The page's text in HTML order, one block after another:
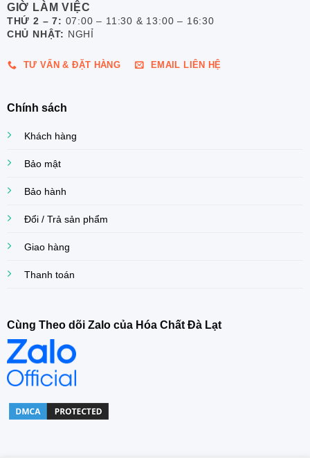
GIỜ LÀM VIỆC
THỨ 2 – 7: 07:00 – 11:30 & 13:00 – 16:30
CHỦ NHẬT: NGHỈ
TƯ VẤN & ĐẶT HÀNG EMAIL LIÊN HỆ
Chính sách
Khách hàng
Bảo mật
Bảo hành
Đổi / Trả sản phẩm
Giao hàng
Thanh toán
Cùng Theo dõi Zalo của Hóa Chất Đà Lạt